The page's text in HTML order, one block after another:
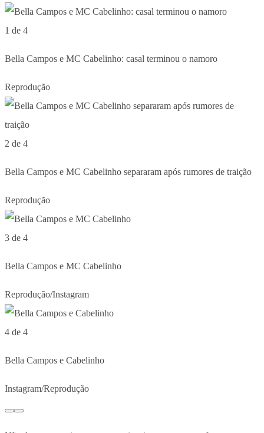
1 de 4
Bella Campos e MC Cabelinho: casal terminou o namoro
Reprodução
2 de 4
Bella Campos e MC Cabelinho separaram após rumores de traição
Reprodução
3 de 4
Bella Campos e MC Cabelinho
Reprodução/Instagram
4 de 4
Bella Campos e Cabelinho
Instagram/Reprodução